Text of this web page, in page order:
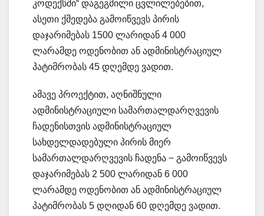
კოდექსში“ დაგეგმილი ცვლილებებით,
ასეთი ქმედება გამოიწვევს პირის
დაჯარიმებას 1500 ლარიდან 4 000
ლარამდე ოდენობით ან ადმინისტრაციულ
პატიმრობას 45 დღემდე ვადით.
ამავე პროექტით, აღნიშნული
ადმინისტრაციული სამართალდარღვევის
ჩადენისთვის ადმინისტრაციულ
სახდელდადებული პირის მიერ
სამართალდარღვევის ჩადენა − გამოიწვევს
დაჯარიმებას 2 500 ლარიდან 6 000
ლარამდე ოდენობით ან ადმინისტრაციულ
პატიმრობას 5 დღიდან 60 დღემდე ვადით.